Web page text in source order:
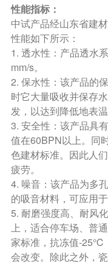
性能指标：
中试产品经山东省建
性能如下所示：
1. 透水性：产品透水
mm/s。
2. 保水性：该产品的
时它大量吸收并保存
发，以达到降低地表温
3. 安全性：该产品具
值在60BPN以上。同
色建材标准。因此人
疲劳。
4. 噪音：该产品为多
的吸音材料，可应用
5. 耐磨强度高、耐风
上，适合停车场、普
家标准，抗冻值-25℃
会改变。除此之外，